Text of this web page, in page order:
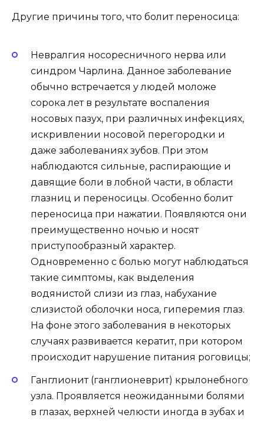
Другие причины того, что болит переносица:
Невралгия носоресничного нерва или
синдром Чарлина. Данное заболевание
обычно встречается у людей моложе
сорока лет в результате воспаления
носовых пазух, при различных инфекциях,
искривлении носовой перегородки и
даже заболеваниях зубов. При этом
наблюдаются сильные, распирающие и
давящие боли в лобной части, в области
глазниц и переносицы. Особенно болит
переносица при нажатии. Появляются они
преимущественно ночью и носят
приступообразный характер.
Одновременно с болью могут наблюдаться
такие симптомы, как выделения
водянистой слизи из глаз, набухание
слизистой оболочки носа, гиперемия глаз.
На фоне этого заболевания в некоторых
случаях развивается кератит, при котором
происходит нарушение питания роговицы;
Ганглионит (ганглионеврит) крылонебного
узла. Проявляется неожиданными болями
в глазах, верхней челюсти иногда в зубах и